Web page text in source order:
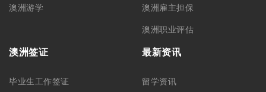
澳洲游学 澳洲雇主担保
澳洲职业评估
澳洲签证
毕业生工作签证
最新资讯
留学资讯